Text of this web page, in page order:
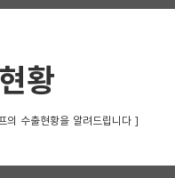
황
의 수출현황을 알려드립니다 ]